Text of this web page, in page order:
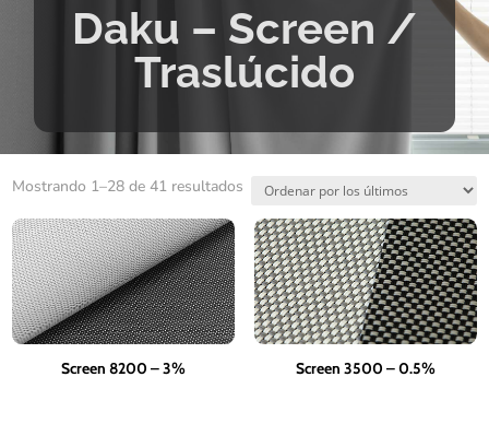
Daku – Screen /
Traslúcido
Mostrando 1–28 de 41 resultados Ordenado
los
últimos
Screen 8200 – 3% Screen 3500 – 0.5%